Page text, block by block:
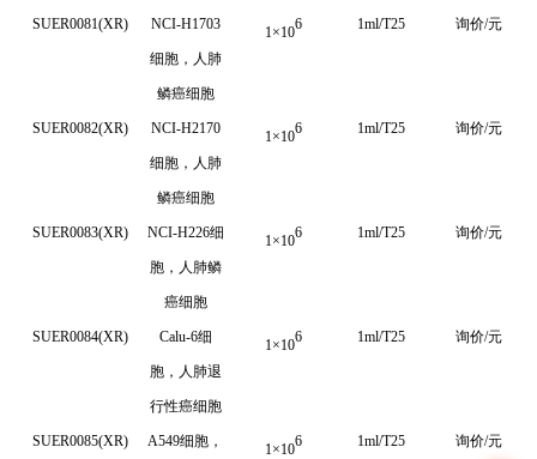
SUER0081(XR) NCI-H1703
细胞，人肺
鳞癌细胞
1 ×106 1ml/T25 询价/元
SUER0082(XR) NCI-H2170
细胞，人肺
鳞癌细胞
1 ×106 1ml/T25 询价/元
SUER0083(XR) NCI-H226细
胞，人肺鳞
癌细胞
1 ×106 1ml/T25 询价/元
SUER0084(XR) Calu-6细
胞，人肺退
行性癌细胞
1 ×106 1ml/T25 询价/元
SUER0085(XR) A549细胞， 1 ×106 1ml/T25 询价/元